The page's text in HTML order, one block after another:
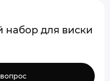
набор для виски